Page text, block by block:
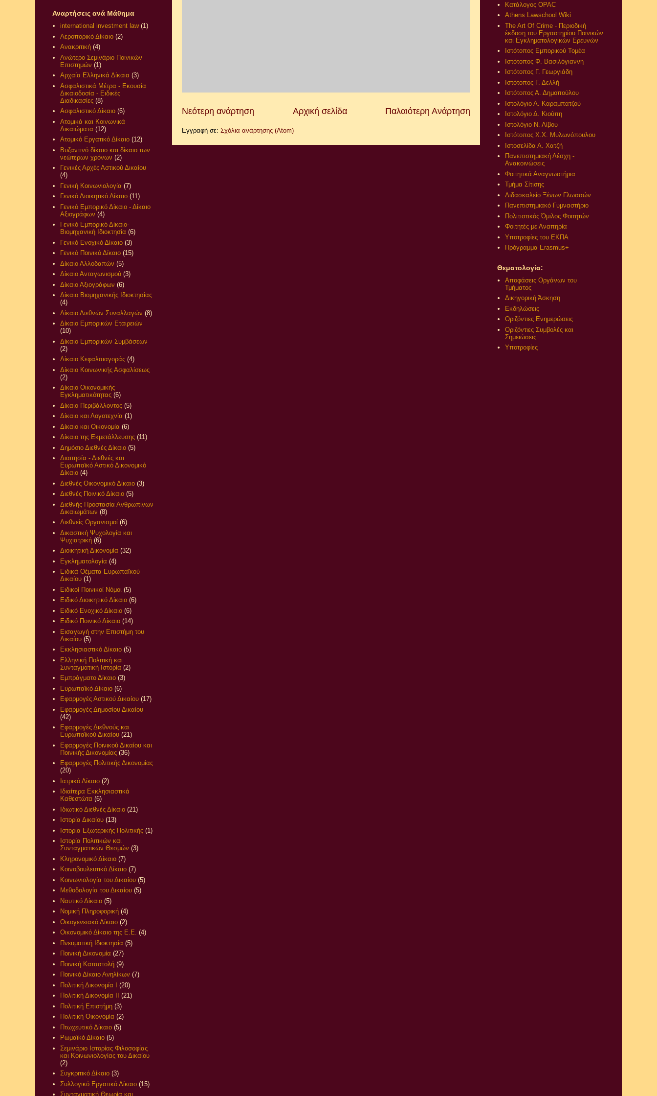
Νεότερη ανάρτηση Παλαιότερη Ανάρτηση
Αρχική σελίδα
Εγγραφή σε: Σχόλια ανάρτησης (Atom)
Αναρτήσεις ανά Μάθημα
international investment law (1)
Αεροπορικό Δίκαιο (2)
Ανακριτική (4)
Ανώτερο Σεμινάριο Ποινικών
Επιστημών (1)
Αρχαία Ελληνικά Δίκαια (3)
Ασφαλιστικά Μέτρα - Εκουσία
Δικαιοδοσία - Ειδικές
Διαδικασίες (8)
Ασφαλιστικό Δίκαιο (6)
Ατομικά και Κοινωνικά
Δικαιώματα (12)
Ατομικό Εργατικό Δίκαιο (12)
Βυζαντινό δίκαιο και δίκαιο των
νεώτερων χρόνων (2)
Γενικές Αρχές Αστικού Δικαίου
(4)
Γενική Κοινωνιολογία (7)
Γενικό Διοικητικό Δίκαιο (11)
Γενικό Εμπορικό Δίκαιο - Δίκαιο
Αξιογράφων (4)
Γενικό Εμπορικό Δίκαιο-
Βιομηχανική Ιδιοκτησία (6)
Γενικό Ενοχικό Δίκαιο (3)
Γενικό Ποινικό Δίκαιο (15)
Δίκαιο Αλλοδαπών (5)
Δίκαιο Ανταγωνισμού (3)
Δίκαιο Αξιογράφων (6)
Δίκαιο Βιομηχανικής Ιδιοκτησίας
(4)
Δίκαιο Διεθνών Συναλλαγών (8)
Δίκαιο Εμπορικών Εταιρειών
(10)
Δίκαιο Εμπορικών Συμβάσεων
(2)
Δίκαιο Κεφαλαιαγοράς (4)
Δίκαιο Κοινωνικής Ασφαλίσεως
(2)
Δίκαιο Οικονομικής
Εγκληματικότητας (6)
Δίκαιο Περιβάλλοντος (5)
Δίκαιο και Λογοτεχνία (1)
Δίκαιο και Οικονομία (6)
Δίκαιο της Εκμετάλλευσης (11)
Δημόσιο Διεθνές Δίκαιο (5)
Διαιτησία - Διεθνές και
Ευρωπαϊκό Αστικό Δικονομικό
Δίκαιο (4)
Διεθνές Οικονομικό Δίκαιο (3)
Διεθνές Ποινικό Δίκαιο (5)
Διεθνής Προστασία Ανθρωπίνων
Δικαιωμάτων (8)
Διεθνείς Οργανισμοί (6)
Δικαστική Ψυχολογία και
Ψυχιατρική (6)
Διοικητική Δικονομία (32)
Εγκληματολογία (4)
Ειδικά Θέματα Ευρωπαϊκού
Δικαίου (1)
Ειδικοί Ποινικοί Νόμοι (5)
Ειδικό Διοικητικό Δίκαιο (6)
Ειδικό Ενοχικό Δίκαιο (6)
Ειδικό Ποινικό Δίκαιο (14)
Εισαγωγή στην Επιστήμη του
Δικαίου (5)
Εκκλησιαστικό Δίκαιο (5)
Ελληνική Πολιτική και
Συνταγματική Ιστορία (2)
Εμπράγματο Δίκαιο (3)
Ευρωπαϊκό Δίκαιο (6)
Εφαρμογές Αστικού Δικαίου (17)
Εφαρμογές Δημοσίου Δικαίου
(42)
Εφαρμογές Διεθνούς και
Ευρωπαϊκού Δικαίου (21)
Εφαρμογές Ποινικού Δικαίου και
Ποινικής Δικονομίας (36)
Εφαρμογές Πολιτικής Δικονομίας
(20)
Ιατρικό Δίκαιο (2)
Ιδιαίτερα Εκκλησιαστικά
Καθεστώτα (6)
Ιδιωτικό Διεθνές Δίκαιο (21)
Ιστορία Δικαίου (13)
Ιστορία Εξωτερικής Πολιτικής (1)
Ιστορία Πολιτικών και
Συνταγματικών Θεσμών (3)
Κληρονομικό Δίκαιο (7)
Κοινοβουλευτικό Δίκαιο (7)
Κοινωνιολογία του Δικαίου (5)
Μεθοδολογία του Δικαίου (5)
Ναυτικό Δίκαιο (5)
Νομική Πληροφορική (4)
Οικογενειακό Δίκαιο (2)
Οικονομικό Δίκαιο της Ε.Ε. (4)
Πνευματική Ιδιοκτησία (5)
Ποινική Δικονομία (27)
Ποινική Καταστολή (9)
Ποινικό Δίκαιο Ανηλίκων (7)
Πολιτική Δικονομία Ι
(20)
Πολιτική Δικονομία ΙΙ
(21)
Πολιτική Επιστήμη (3)
Πολιτική Οικονομία (2)
Πτωχευτικό Δίκαιο (5)
Ρωμαϊκό Δίκαιο (5)
Σεμινάριο Ιστορίας Φιλοσοφίας
και Κοινωνιολογίας του Δικαίου
(2)
Συγκριτικό Δίκαιο (3)
Συλλογικό Εργατικό Δίκαιο (15)
Συνταγματική Θεωρία και
Κατάλογος OPAC
Athens Lawschool Wiki
The Art Of Crime - Περιοδική
έκδοση του Εργαστηρίου Ποινικών
και Εγκληματολογικών Ερευνών
Ιστότοπος Εμπορικού Τομέα
Ιστότοπος Φ. Βασιλόγιαννη
Ιστότοπος Γ. Γεωργιάδη
Ιστότοπος Γ. Δελλή
Ιστότοπος Α. Δημοπούλου
Ιστολόγιο Α. Καραμπατζού
Ιστολόγιο Δ. Κιούπη
Ιστολόγιο Ν. Λίβου
Ιστότοπος Χ.Χ. Μυλωνόπουλου
Ιστοσελίδα Α. Χατζή
Πανεπιστημιακή Λέσχη -
Ανακοινώσεις
Φοιτητικά Αναγνωστήρια
Τμήμα Σίτισης
Διδασκαλείο Ξένων Γλωσσών
Πανεπιστημιακό Γυμναστήριο
Πολιτιστικός Όμιλος Φοιτητών
Φοιτητές με Αναπηρία
Υποτροφίες του ΕΚΠΑ
Πρόγραμμα Erasmus+
Θεματολογία:
Αποφάσεις Οργάνων του
Τμήματος
Δικηγορική Άσκηση
Εκδηλώσεις
Οριζόντιες Ενημερώσεις
Οριζόντιες Συμβολές και
Σημειώσεις
Υποτροφίες